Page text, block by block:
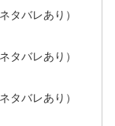
タバレあり）
タバレあり）
タバレあり）